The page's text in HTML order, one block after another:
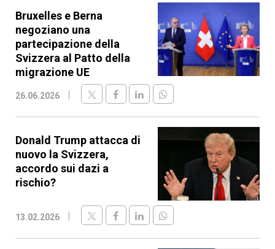
Bruxelles e Berna
negoziano una
partecipazione della
Svizzera al Patto della
migrazione UE
26.06.2026
Donald Trump attacca di
nuovo la Svizzera,
accordo sui dazi a
rischio?
13.02.2026